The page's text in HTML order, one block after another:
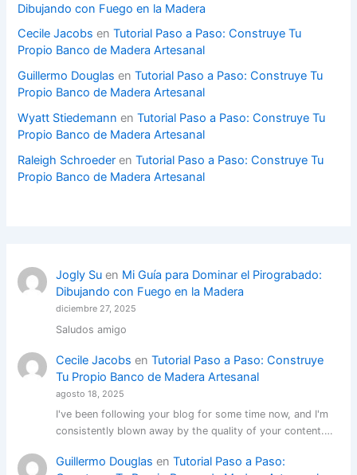
Dibujando con Fuego en la Madera
Cecile Jacobs enTutorial Paso a Paso: Construye Tu
Propio Banco de Madera Artesanal
Guillermo Douglas enTutorial Paso a Paso: Construye Tu
Propio Banco de Madera Artesanal
Wyatt Stiedemann enTutorial Paso a Paso: Construye Tu
Propio Banco de Madera Artesanal
Raleigh Schroeder enTutorial Paso a Paso: Construye Tu
Propio Banco de Madera Artesanal
Jogly Suen Mi Guía para Dominar el Pirograbado:
Dibujando con Fuego en la Madera
diciembre 27, 2025
Saludos amigo
Cecile Jacobs en Tutorial Paso a Paso: Construye
Tu Propio Banco de Madera Artesanal
agosto 18, 2025
I've been following your blog for some time now, and I'm
consistently blown away by the quality of your content.…
Guillermo Douglas en Tutorial Paso a Paso: